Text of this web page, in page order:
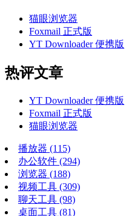
猫眼浏览器
Foxmail 正式版
YT Downloader 便携版
热评文章
YT Downloader 便携版
Foxmail 正式版
猫眼浏览器
播放器 (115)
办公软件 (294)
浏览器 (188)
视频工具 (309)
聊天工具 (98)
桌面工具 (81)